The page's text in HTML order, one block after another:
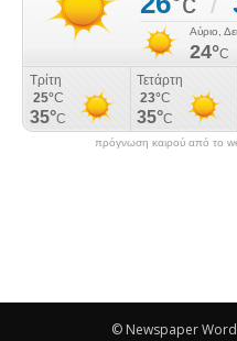
πρόγνωση καιρού από το
© Newspaper